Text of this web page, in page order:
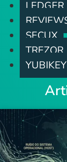
LEDGER
SECUX
TREZOR
YUBIKEY